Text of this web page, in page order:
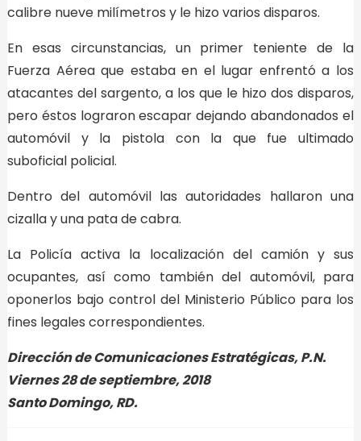
calibre nueve milímetros y le hizo varios disparos.
En esas circunstancias, un primer teniente de la
Fuerza Aérea que estaba en el lugar enfrentó a los
atacantes del sargento, a los que le hizo dos disparos,
pero éstos lograron escapar dejando abandonados el
automóvil y la pistola con la que fue ultimado
suboficial policial.
Dentro del automóvil las autoridades hallaron una
cizalla y una pata de cabra.
La Policía activa la localización del camión y sus
ocupantes, así como también del automóvil, para
oponerlos bajo control del Ministerio Público para los
fines legales correspondientes.
Dirección de Comunicaciones Estratégicas, P.N.
Viernes 28 de septiembre, 2018
Santo Domingo, RD.